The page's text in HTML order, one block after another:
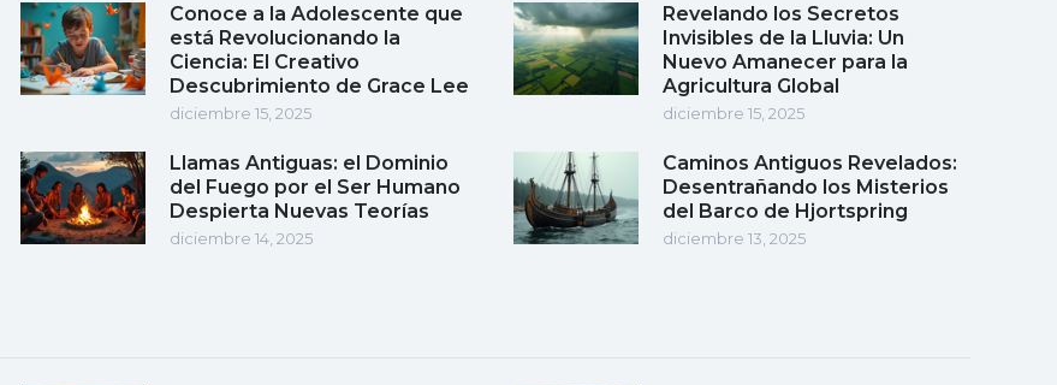
Conoce a la Adolescente que
está Revolucionando la
Ciencia: El Creativo
Descubrimiento de Grace Lee
diciembre 15, 2025
Revelando los Secretos
Invisibles de la Lluvia: Un
Nuevo Amanecer para la
Agricultura Global
diciembre 15, 2025
Llamas Antiguas: el Dominio
del Fuego por el Ser Humano
Despierta Nuevas Teorías
diciembre 14, 2025
Caminos Antiguos Revelados:
Desentrañando los Misterios
del Barco de Hjortspring
diciembre 13, 2025